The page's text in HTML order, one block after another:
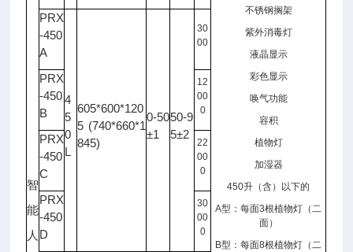
智
能
人
不锈钢搁架
紫外消毒灯
液晶显示
彩色显示
唤气功能
容积
植物灯
加湿器
450升（含）以下的
A型：每面3根植物灯（二
面）
B型：每面8根植物灯（二
PRX
-450
A
4
5
0
L
605*600*120
5 (740*660*1
845)
0-50
±1
50-9
5±2
30
00
PRX
-450
B
12
00
0
PRX
-450
C
22
00
0
PRX
-450
D
30
00
0